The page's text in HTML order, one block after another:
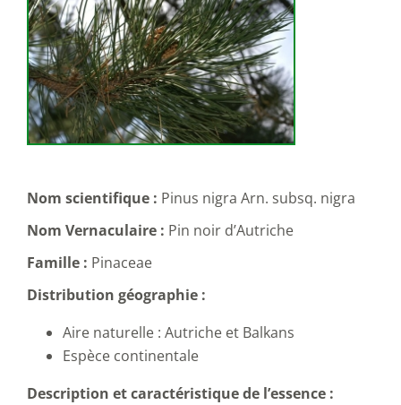
Nom scientifique : Pinus nigra Arn. subsq. nigra
Nom Vernaculaire : Pin noir d’Autriche
Famille : Pinaceae
Distribution géographie :
Aire naturelle : Autriche et Balkans
Espèce continentale
Description et caractéristique de l’essence :